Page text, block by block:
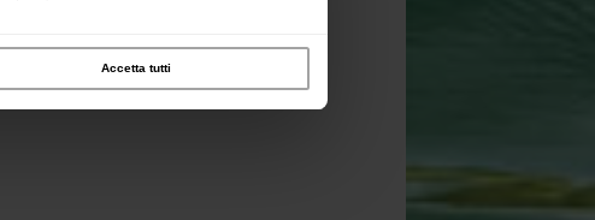
Accetta tutti